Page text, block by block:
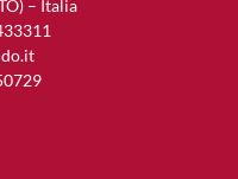
– Italia